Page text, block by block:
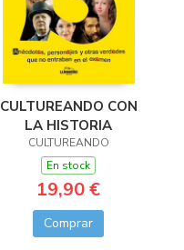
CULTUREANDO CON
LA HISTORIA
CULTUREANDO
En stock
19,90 €
Comprar